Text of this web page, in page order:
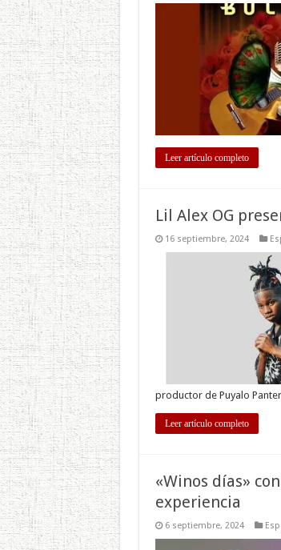
Leer artículo completo
Lil Alex OG
16 septiembre, 2024
productor de Puyalo
Leer artículo completo
«Winos días»
experiencia
6 septiembre, 2024